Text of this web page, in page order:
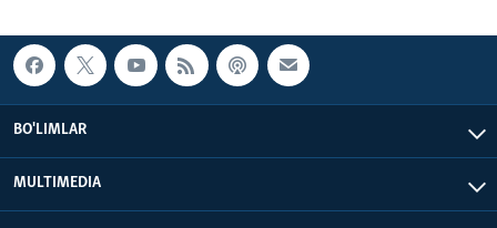
BO'LIMLAR
MULTIMEDIA